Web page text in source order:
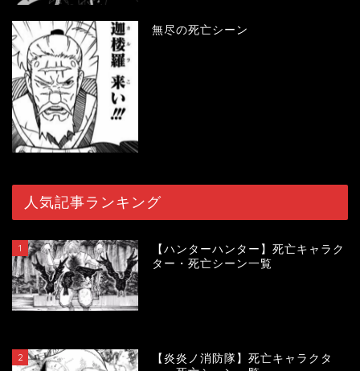
無尽の死亡シーン
人気記事ランキング
1
【ハンターハンター】死亡キャラク
ター・死亡シーン一覧
2
【炎炎ノ消防隊】死亡キャラクタ